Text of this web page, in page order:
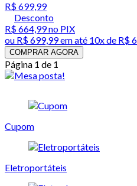
R$ 699,99
Desconto
R$ 664,99no PIX
ou R$ 699,99em até 10x de R$
COMPRAR AGORA
Página 1 de 1
Cupom
Eletroportáteis